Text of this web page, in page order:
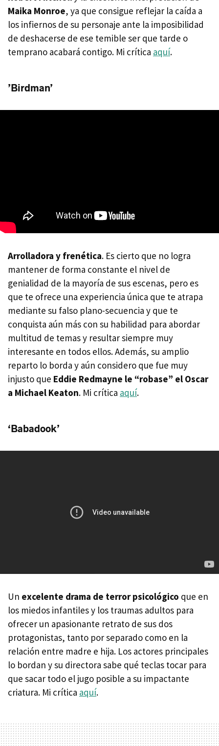
Maika Monroe, ya que consigue reflejar la caída a
los infiernos de su personaje ante la imposibilidad
de deshacerse de ese temible ser que tarde o
temprano acabará contigo. Mi crítica aquí.
’Birdman’
Arrolladora y frenética. Es cierto que no logra
mantener de forma constante el nivel de
genialidad de la mayoría de sus escenas, pero es
que te ofrece una experiencia única que te atrapa
mediante su falso plano-secuencia y que te
conquista aún más con su habilidad para abordar
multitud de temas y resultar siempre muy
interesante en todos ellos. Además, su amplio
reparto lo borda y aún considero que fue muy
injusto que Eddie Redmayne le “robase” el Oscar
a Michael Keaton. Mi crítica aquí.
‘Babadook’
Un excelente drama de terror psicológico que en
los miedos infantiles y los traumas adultos para
ofrecer un apasionante retrato de sus dos
protagonistas, tanto por separado como en la
relación entre madre e hija. Los actores principales
lo bordan y su directora sabe qué teclas tocar para
que sacar todo el jugo posible a su impactante
criatura. Mi crítica aquí.